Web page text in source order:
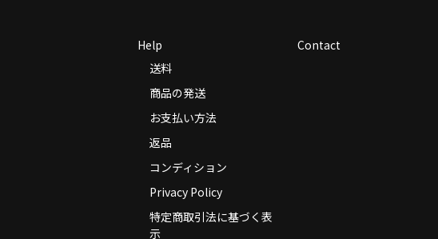
Help
送料
商品の発送
お支払い方法
返品
コンディション
Privacy Policy
特定商取引法に基づく表
示
Contact